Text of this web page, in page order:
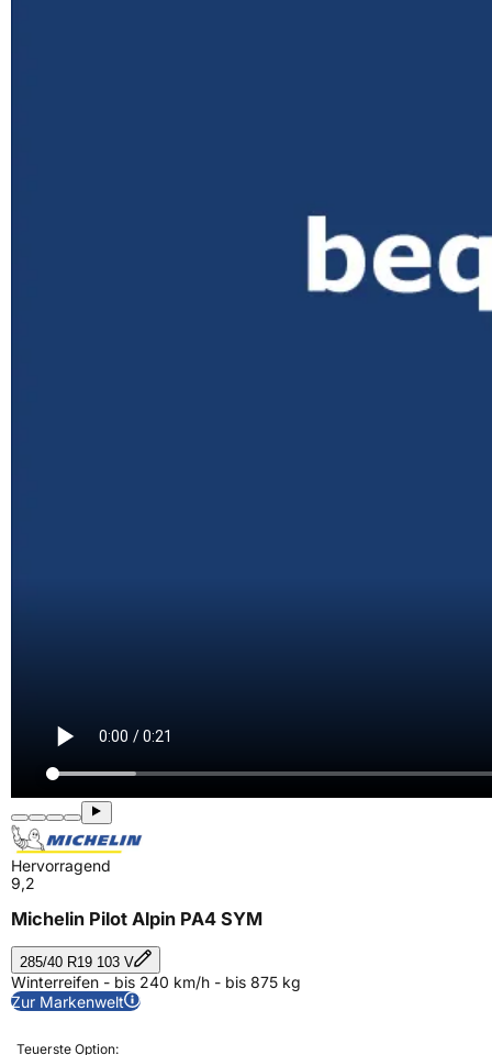
Hervorragend
9,2
Michelin Pilot Alpin PA4 SYM
285/40 R19 103 V
Winterreifen - bis 240 km/h - bis 875 kg
Zur Markenwelt
Teuerste Option: